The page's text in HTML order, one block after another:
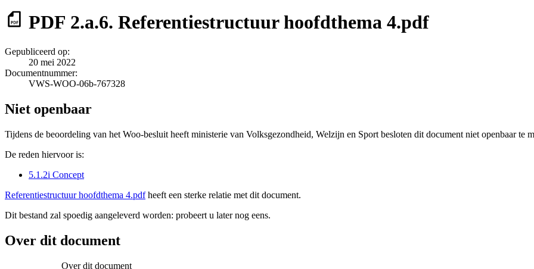
PDF 2.a.6. Referentiestructuur hoofdthema 4.pdf
Gepubliceerd op:
20 mei 2022
Documentnummer:
VWS-WOO-06b-767328
Niet openbaar
Tijdens de beoordeling van het Woo-besluit heeft ministerie van Volksgezondheid, Welzijn en Sport besloten dit document niet openbaar te
De reden hiervoor is:
5.1.2i Concept
Referentiestructuur hoofdthema 4.pdfheeft een sterke relatie met dit document.
Dit bestand zal spoedig aangeleverd worden: probeert u later nog eens.
Over dit document
Over dit document